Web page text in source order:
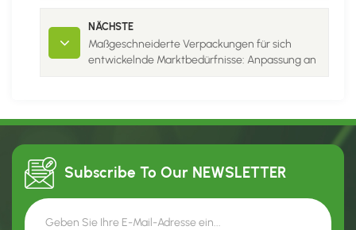
NÄCHSTE
Maßgeschneiderte Verpackungen für sich
entwickelnde Marktbedürfnisse: Anpassung an
Subscribe To Our NEWSLETTER